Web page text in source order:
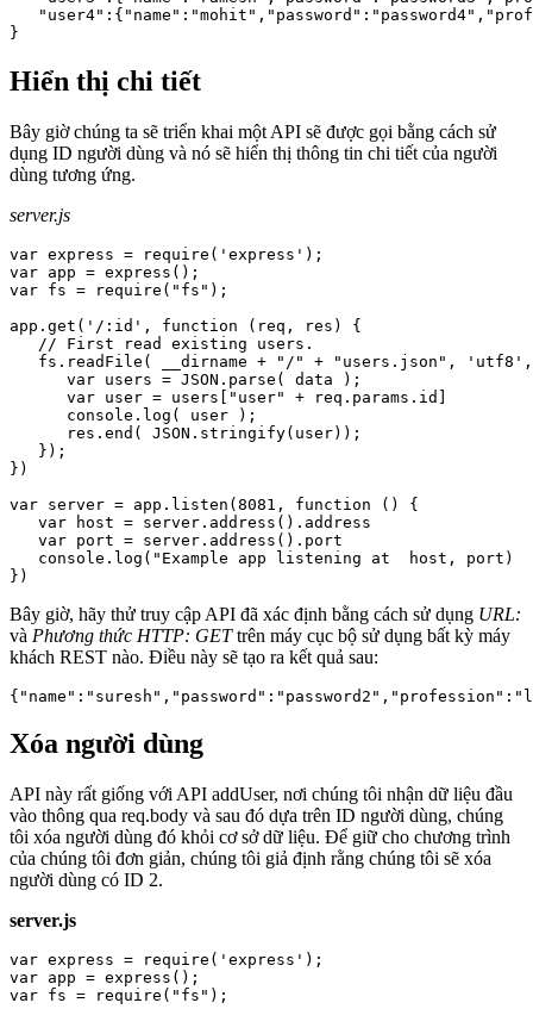
Hiển thị chi tiết
Bây giờ chúng ta sẽ triển khai một API sẽ được gọi bằng cách sử
dụng ID người dùng và nó sẽ hiển thị thông tin chi tiết của người
dùng tương ứng.
server.js
var express = require('express');
var app = express();
var fs = require("fs");
app.get('/:id', function (req, res) {
   // First read existing users.
fs.readFile( __dirname + "/" + "users.json",
      var users = JSON.parse( data );
      var user = users["user" + req.params.id]
      console.log( user );
      res.end( JSON.stringify(user));
   });
})
var server = app.listen(8081, function () {
   var host = server.address().address
   var port = server.address().port
   console.log("Example app listening at  host, port)
Bây giờ, hãy thử truy cập API đã xác định bằng cách sử dụng URL:
và Phương thức HTTP: GETtrên máy cục bộ sử dụng bất kỳ máy
khách REST nào. Điều này sẽ tạo ra kết quả sau:
Xóa người dùng
API này rất giống với API addUser, nơi chúng tôi nhận dữ liệu đầu
vào thông qua req.body và sau đó dựa trên ID người dùng, chúng
tôi xóa người dùng đó khỏi cơ sở dữ liệu. Để giữ cho chương trình
của chúng tôi đơn giản, chúng tôi giả định rằng chúng tôi sẽ xóa
người dùng có ID 2.
server.js
var express = require('express');
var app = express();
var fs = require("fs");